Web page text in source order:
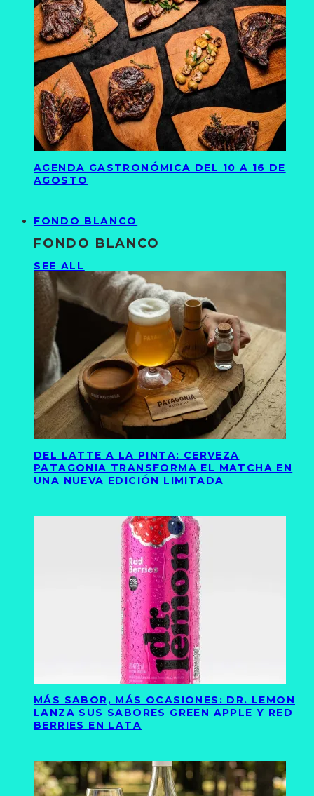
AGENDA GASTRONÓMICA DEL 10 A 16 DE
AGOSTO
FONDO BLANCO
FONDO BLANCO
SEE ALL
DEL LATTE A LA PINTA: CERVEZA
PATAGONIA TRANSFORMA EL MATCHA EN
UNA NUEVA EDICIÓN LIMITADA
MÁS SABOR, MÁS OCASIONES: DR. LEMON
LANZA SUS SABORES GREEN APPLE Y RED
BERRIES EN LATA